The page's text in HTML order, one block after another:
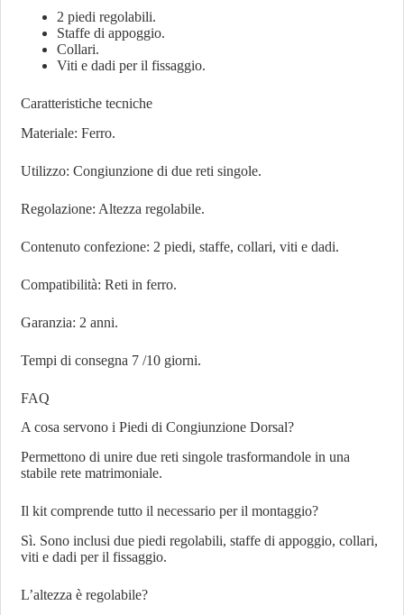
2 piedi regolabili.
Staffe di appoggio.
Collari.
Viti e dadi per il fissaggio.
Caratteristiche tecniche
Materiale: Ferro.
Utilizzo: Congiunzione di due reti singole.
Regolazione: Altezza regolabile.
Contenuto confezione: 2 piedi, staffe, collari, viti e dadi.
Compatibilità: Reti in ferro.
Garanzia: 2 anni.
Tempi di consegna 7 /10 giorni.
FAQ
A cosa servono i Piedi di Congiunzione Dorsal?
Permettono di unire due reti singole trasformandole in una
stabile rete matrimoniale.
Il kit comprende tutto il necessario per il montaggio?
Sì. Sono inclusi due piedi regolabili, staffe di appoggio, collari,
viti e dadi per il fissaggio.
L’altezza è regolabile?